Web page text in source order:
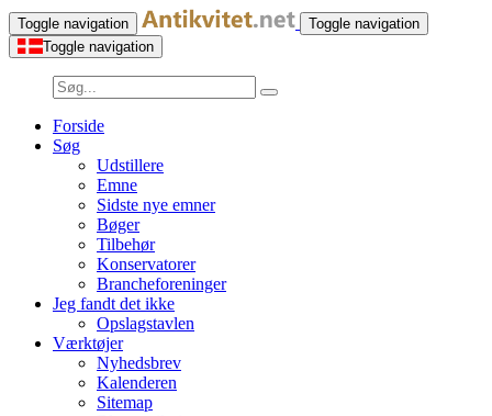
Toggle navigation
Toggle navigation
Toggle navigation
Forside
Søg
Udstillere
Emne
Sidste nye emner
Bøger
Tilbehør
Konservatorer
Brancheforeninger
Jeg fandt det ikke
Opslagstavlen
Værktøjer
Nyhedsbrev
Kalenderen
Sitemap